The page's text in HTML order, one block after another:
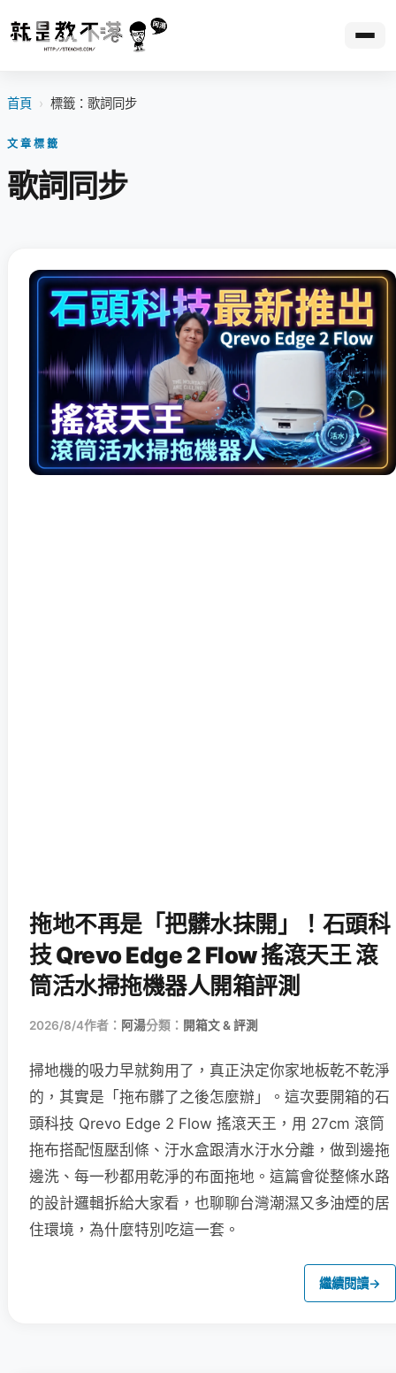
首頁 › 標籤：歌詞同步
文章標籤
歌詞同步
拖地不再是「把髒水抹開」！石頭科
技 Qrevo Edge 2 Flow 搖滾天王 滾
筒活水掃拖機器人開箱評測
2026/8/4作者： 阿湯分類： 開箱文 & 評測
掃地機的吸力早就夠用了，真正決定你家地板乾不乾淨
的，其實是「拖布髒了之後怎麼辦」。這次要開箱的石
頭科技 Qrevo Edge 2 Flow 搖滾天王，用 27cm 滾筒
拖布搭配恆壓刮條、汙水盒跟清水汙水分離，做到邊拖
邊洗、每一秒都用乾淨的布面拖地。這篇會從整條水路
的設計邏輯拆給大家看，也聊聊台灣潮濕又多油煙的居
住環境，為什麼特別吃這一套。
繼續閱讀→